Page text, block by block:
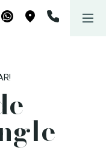
WhatsApp
Maps